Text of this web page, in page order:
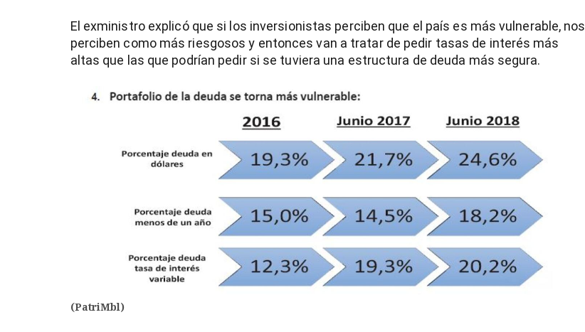
El exministro explicó que si los inversionistas perciben que el país es más vulnerable, nos
perciben como más riesgosos y entonces van a tratar de pedir tasas de interés más
altas que las que podrían pedir si se tuviera una estructura de deuda más segura.
(PatriMbl)